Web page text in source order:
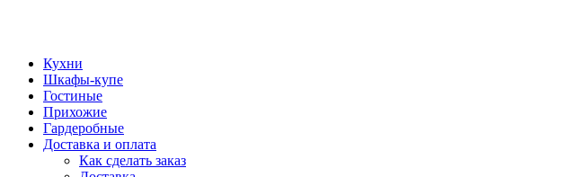
Кухни
Шкафы-купе
Гостиные
Прихожие
Гардеробные
Доставка и оплата
Как сделать заказ